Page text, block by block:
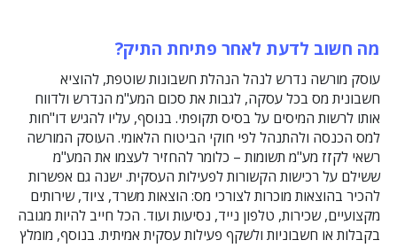
מה חשוב לדעת לאחר פתיחת התיק?
עוסק מורשה נדרש לנהל הנהלת חשבונות שוטפת, להוציא
חשבונית מס בכל עסקה, לגבות את סכום המע"מ הנדרש ולדווח
אותו לרשות המיסים על בסיס תקופתי. בנוסף, עליו להגיש דו"חות
למס הכנסה ולהתנהל לפי חוקי הביטוח הלאומי. העוסק המורשה
רשאי לקזז מע"מ תשומות – כלומר להחזיר לעצמו את המע"מ
ששילם על רכישות הקשורות לפעילות העסקית. ישנה גם אפשרות
להכיר בהוצאות מוכרות לצורכי מס: הוצאות משרד, ציוד, שירותים
מקצועיים, שכירות, טלפון נייד, נסיעות ועוד. הכל חייב להיות מגובה
בקבלות או חשבוניות ולשקף פעילות עסקית אמיתית. בנוסף, מומלץ